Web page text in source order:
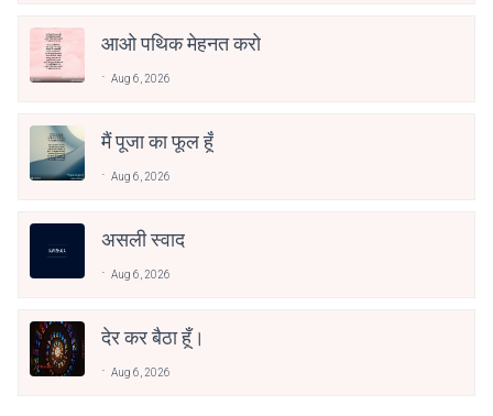
आओ पथिक मेहनत करो
Aug 6, 2026
मैं पूजा का फूल हूँ
Aug 6, 2026
असली स्वाद
Aug 6, 2026
देर कर बैठा हूँ।
Aug 6, 2026